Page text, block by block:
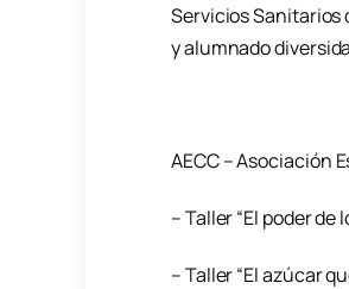
Servicios Sanitarios
y alumnado
AECC – Asociación
– Taller “El poder de
– Taller “El azúcar